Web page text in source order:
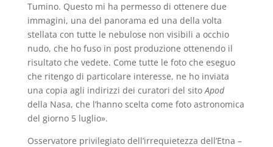
Tumino. Questo mi ha permesso di ottenere due
immagini, una del panorama ed una della volta
stellata con tutte le nebulose non visibili a occhio
nudo, che ho fuso in post produzione ottenendo il
risultato che vedete. Come tutte le foto che eseguo
che ritengo di particolare interesse, ne ho inviata
una copia agli indirizzi dei curatori del sitoApod
della Nasa, che l’hanno scelta come foto astronomica
del giorno 5 luglio».
Osservatore privilegiato dell’irrequietezza dell’Etna –